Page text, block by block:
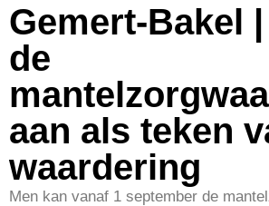
Gemert-Bakel
de
aan als teken
waardering
Men kan vanaf 1 september de